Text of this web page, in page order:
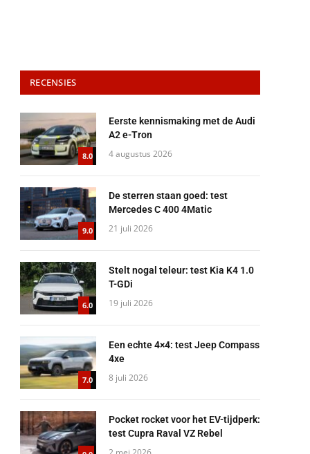
RECENSIES
8.0
Eerste kennismaking met de Audi
A2 e-Tron
4 augustus 2026
9.0
De sterren staan goed: test
Mercedes C 400 4Matic
21 juli 2026
6.0
Stelt nogal teleur: test Kia K4 1.0
T-GDi
19 juli 2026
7.0
Een echte 4×4: test Jeep Compass
4xe
8 juli 2026
Pocket rocket voor het EV-tijdperk:
test Cupra Raval VZ Rebel